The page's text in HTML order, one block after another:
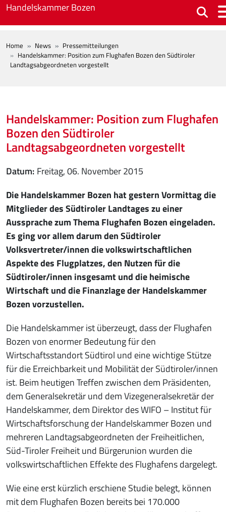
Skip to main content
Handelskammer Bozen
BREADCRUMB
Home News
Pressemitteilungen
Handelskammer: Position zum Flughafen Bozen den Südtiroler
Landtagsabgeordneten vorgestellt
Handelskammer: Position zum Flughafen
Bozen den Südtiroler
Landtagsabgeordneten vorgestellt
Datum Freitag, 06. November 2015
Die Handelskammer Bozen hat gestern Vormittag die
Mitglieder des Südtiroler Landtages zu einer
Aussprache zum Thema Flughafen Bozen eingeladen.
Es ging vor allem darum den Südtiroler
Volksvertreter/innen die volkswirtschaftlichen
Aspekte des Flugplatzes, den Nutzen für die
Südtiroler/innen insgesamt und die heimische
Wirtschaft und die Finanzlage der Handelskammer
Bozen vorzustellen.
Die Handelskammer ist überzeugt, dass der Flughafen
Bozen von enormer Bedeutung für den
Wirtschaftsstandort Südtirol und eine wichtige Stütze
für die Erreichbarkeit und Mobilität der Südtiroler/innen
ist. Beim heutigen Treffen zwischen dem Präsidenten,
dem Generalsekretär und dem Vizegeneralsekretär der
Handelskammer, dem Direktor des WIFO – Institut für
Wirtschaftsforschung der Handelskammer Bozen und
mehreren Landtagsabgeordneten der Freiheitlichen,
Süd-Tiroler Freiheit und Bürgerunion wurden die
volkswirtschaftlichen Effekte des Flughafens dargelegt.
Wie eine erst kürzlich erschiene Studie belegt, können
mit dem Flughafen Bozen bereits bei 170.000